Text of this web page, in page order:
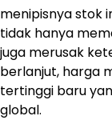
menipisnya stok
tidak hanya
juga merusak
berlanjut, harga
tertinggi baru
global.